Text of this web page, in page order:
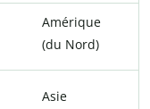
Amérique
(du Nord)
Asie